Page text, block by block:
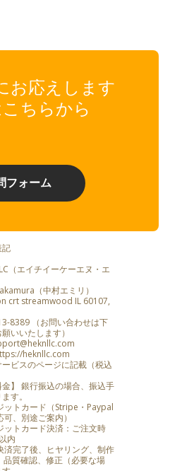
お応えします
ちらから
フォーム
記
（エイチイーケーエヌ・エ
（中村エミリ）
crt streamwood IL 60107,
8389 （お問い合わせは下
いいたします）
heknllc.com
ービスのページに記載（税込
金】 銀行振込の場合、振込手
す。
ットカード（Stripe・Paypal
、別途ご案内）
ットカード決済：ご注文時
内
済完了後、ヒヤリング、制作
質確認、修正（必要な場